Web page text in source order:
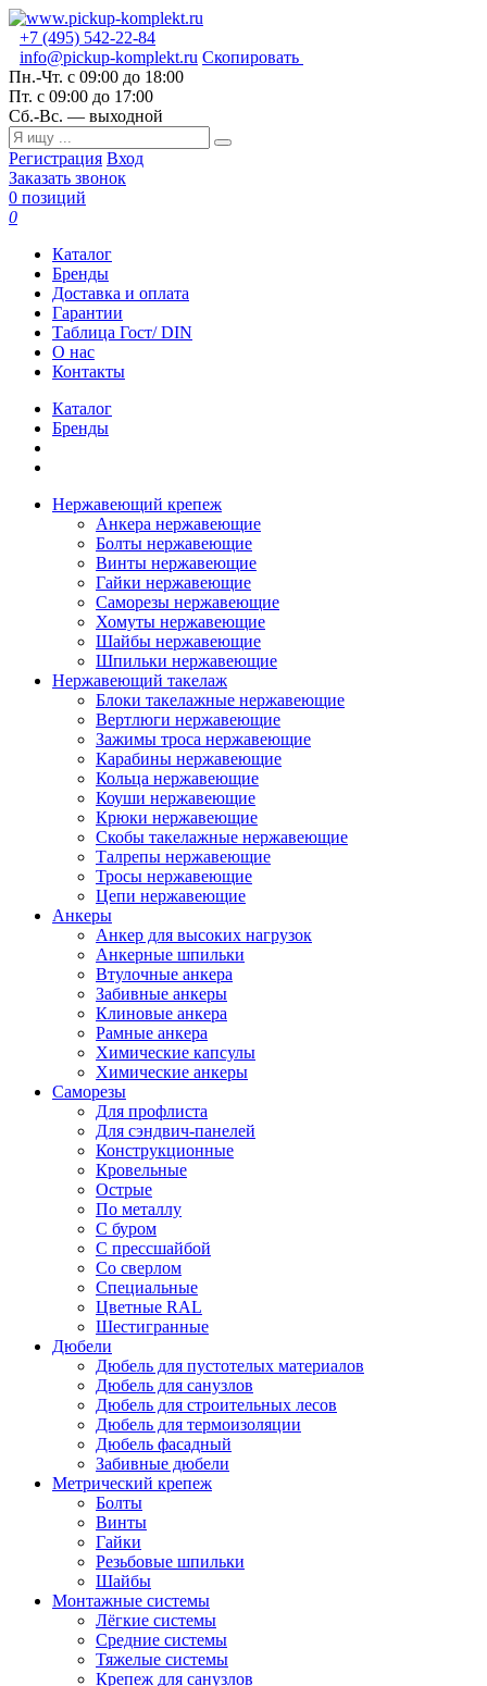
+7 (495) 542-22-84
info@pickup-komplekt.ru Скопировать
Пн.-Чт. с 09:00 до 18:00
Пт. с 09:00 до 17:00
Сб.-Вс. — выходной
Регистрация Вход
Заказать звонок
0 позиций
0
Каталог
Бренды
Доставка и оплата
Гарантии
Таблица Гост/ DIN
О нас
Контакты
Каталог
Бренды
Нержавеющий крепеж
Анкера нержавеющие
Болты нержавеющие
Винты нержавеющие
Гайки нержавеющие
Саморезы нержавеющие
Хомуты нержавеющие
Шайбы нержавеющие
Шпильки нержавеющие
Нержавеющий такелаж
Блоки такелажные нержавеющие
Вертлюги нержавеющие
Зажимы троса нержавеющие
Карабины нержавеющие
Кольца нержавеющие
Коуши нержавеющие
Крюки нержавеющие
Скобы такелажные нержавеющие
Талрепы нержавеющие
Тросы нержавеющие
Цепи нержавеющие
Анкеры
Анкер для высоких нагрузок
Анкерные шпильки
Втулочные анкера
Забивные анкеры
Клиновые анкера
Рамные анкера
Химические капсулы
Химические анкеры
Саморезы
Для профлиста
Для сэндвич-панелей
Конструкционные
Кровельные
Острые
По металлу
С буром
С прессшайбой
Со сверлом
Специальные
Цветные RAL
Шестигранные
Дюбели
Дюбель для пустотелых материалов
Дюбель для санузлов
Дюбель для строительных лесов
Дюбель для термоизоляции
Дюбель фасадный
Забивные дюбели
Метрический крепеж
Болты
Винты
Гайки
Резьбовые шпильки
Шайбы
Монтажные системы
Лёгкие системы
Средние системы
Тяжелые системы
Крепеж для санузлов